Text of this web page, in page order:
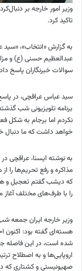
وزیر امور خارجه بر
تاکید کرد.
به گزارش «انتخاب»،
عبدالعظیم حسنی (ع) و
سوالات خبرنگاران پاسخ
سید عباس عراقچی، در
برنامه تلویزیونی شب
نکردم اما برجام به شکل
خواهد داشت که ما دنبال
به نوشته ایسنا، عراقچی
مذاکره و رفع تحریم‌ها را
که دیشب گفتم تعجیل و
را با طرف‌های مختلف آغاز
وزیر خارجه ایران جمعه
هسته‌ای گفته بود: اکنون
شده است، در این فاصله
اروپایی‌ها و به اصطلاح
صهیونیستی و کشتاری که